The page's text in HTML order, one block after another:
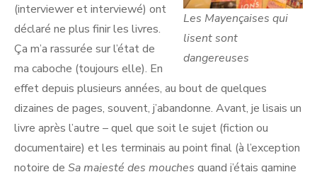
Les Mayençaises qui
lisent sont
dangereuses
(interviewer et interviewé) ont
déclaré ne plus finir les livres.
Ça m’a rassurée sur l’état de
ma caboche (toujours elle). En
effet depuis plusieurs années, au bout de quelques
dizaines de pages, souvent, j’abandonne. Avant, je lisais un
livre après l’autre – quel que soit le sujet (fiction ou
documentaire) et les terminais au point final (à l’exception
notoire de Sa majesté des mouches quand j’étais gamine